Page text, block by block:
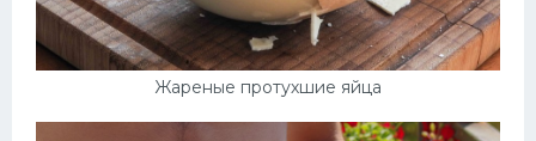
Жареные протухшие яйца